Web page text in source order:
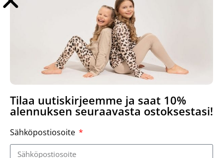
Valmistettu: Suomessa
Pesuohje: 40 °C samanväristen kanssa
Tutustu myös
Tilaa uutiskirjeemme ja saat 10%
alennuksen seuraavasta ostoksestasi!
Sähköpostiosoite